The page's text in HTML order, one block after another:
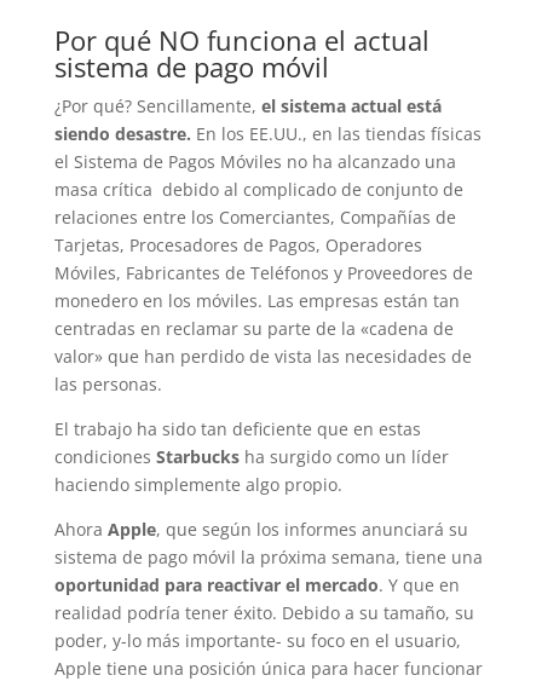
Por qué NO funciona el actual
sistema de pago móvil
¿Por qué? Sencillamente, el sistema actual está
siendo desastre. En los EE.UU., en las tiendas físicas
el Sistema de Pagos Móviles no ha alcanzado una
masa crítica debido al complicado de conjunto de
relaciones entre los Comerciantes, Compañías de
Tarjetas, Procesadores de Pagos, Operadores
Móviles, Fabricantes de Teléfonos y Proveedores de
monedero en los móviles. Las empresas están tan
centradas en reclamar su parte de la «cadena de
valor» que han perdido de vista las necesidades de
las personas.
El trabajo ha sido tan deficiente que en estas
condiciones Starbucksha surgido como un líder
haciendo simplemente algo propio.
Ahora Apple, que según los informes anunciará su
sistema de pago móvil la próxima semana, tiene una
oportunidad para reactivar el mercado. Y que en
realidad podría tener éxito. Debido a su tamaño, su
poder, y-lo más importante- su foco en el usuario,
Apple tiene una posición única para hacer funcionar